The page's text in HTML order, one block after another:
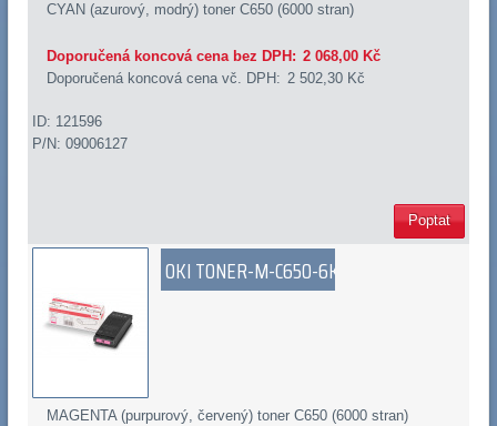
CYAN (azurový, modrý) toner C650 (6000 stran)
Doporučená koncová cena bez DPH: 2 068,00 Kč
Doporučená koncová cena vč. DPH: 2 502,30 Kč
ID: 121596
P/N: 09006127
Poptat
OKI TONER-M-C650-6K
MAGENTA (purpurový, červený) toner C650 (6000 stran)